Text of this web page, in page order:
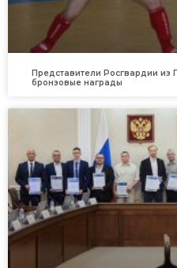
Представители Росгвардии
бронзовые награды